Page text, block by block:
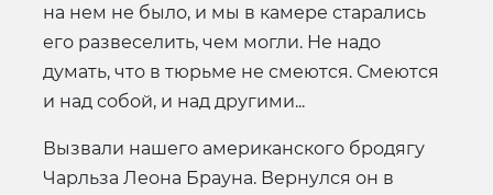
на нем не было, и мы в камере старались
его развеселить, чем могли. Не надо
думать, что в тюрьме не смеются. Смеются
и над собой, и над другими...
Вызвали нашего американского бродягу
Чарльза Леона Брауна. Вернулся он в